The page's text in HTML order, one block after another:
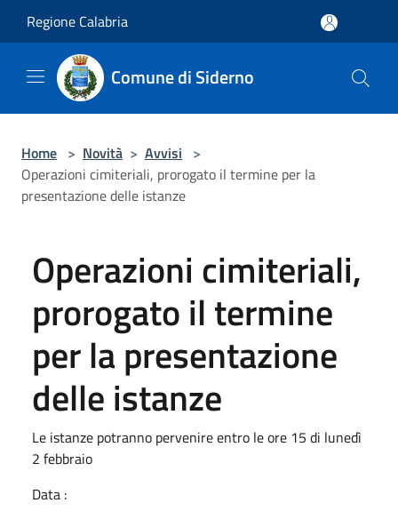
Regione Calabria
Comune di Siderno
Home > Novità > Avvisi >
Operazioni cimiteriali, prorogato il termine per la
presentazione delle istanze
Operazioni cimiteriali,
prorogato il termine
per la presentazione
delle istanze
Le istanze potranno pervenire entro le ore 15 di lunedì
2 febbraio
Data :